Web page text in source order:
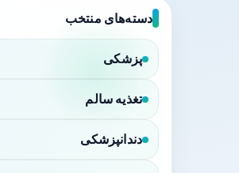
دسته‌های منتخب
پزشکی
تغذیه سالم
دندانپزشکی